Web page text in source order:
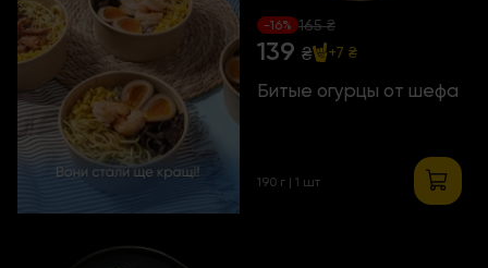
-16% 165 ₴
139 ₴ +7 ₴
Битые огурцы от шефа
190 г | 1 шт